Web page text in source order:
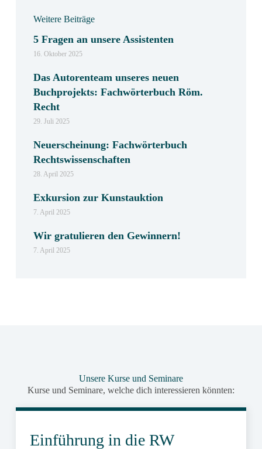
Weitere Beiträge
5 Fragen an unsere Assistenten
16. Oktober 2025
Das Autorenteam unseres neuen
Buchprojekts: Fachwörterbuch Röm.
Recht
29. Juli 2025
Neuerscheinung: Fachwörterbuch
Rechtswissenschaften
28. April 2025
Exkursion zur Kunstauktion
7. April 2025
Wir gratulieren den Gewinnern!
7. April 2025
Unsere Kurse und Seminare
Kurse und Seminare, welche dich interessieren könnten:
Einführung in die RW